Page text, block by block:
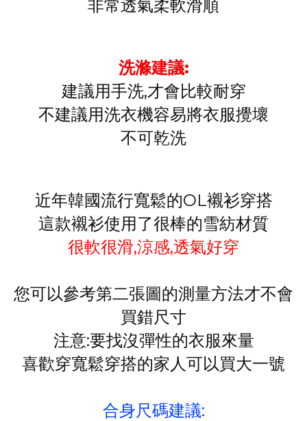
非常透氣柔軟滑順
洗滌建議:
建議用手洗,才會比較耐穿
不建議用洗衣機容易將衣服攪壞
不可乾洗
近年韓國流行寬鬆的OL襯衫穿搭
這款襯衫使用了很棒的雪紡材質
很軟很滑,涼感,透氣好穿
您可以參考第二張圖的測量方法才不會
買錯尺寸
注意:要找沒彈性的衣服來量
喜歡穿寬鬆穿搭的家人可以買大一號
合身尺碼建議: